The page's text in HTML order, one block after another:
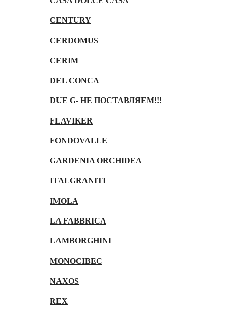
CENTURY
CERDOMUS
CERIM
DEL CONCA
DUE G- НЕ ПОСТАВЛЯЕМ!!!
FLAVIKER
FONDOVALLE
GARDENIA ORCHIDEA
ITALGRANITI
IMOLA
LA FABBRICA
LAMBORGHINI
MONOCIBEC
NAXOS
REX